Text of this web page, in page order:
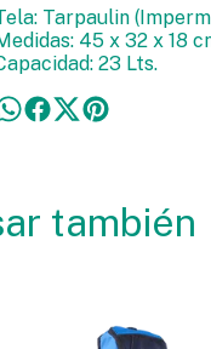
Tarpaulin
45 x 32 x 18
23 Lts.
también